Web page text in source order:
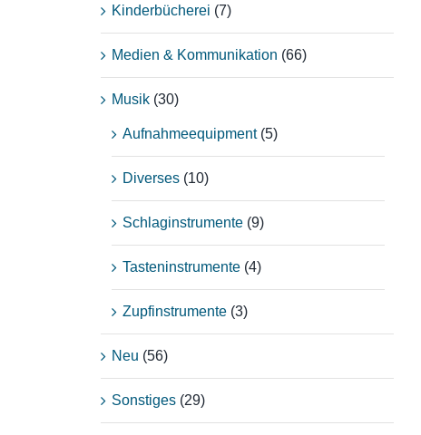
Kinderbücherei (7)
Medien & Kommunikation (66)
Musik (30)
Aufnahmeequipment (5)
Diverses (10)
Schlaginstrumente (9)
Tasteninstrumente (4)
Zupfinstrumente (3)
Neu (56)
Sonstiges (29)